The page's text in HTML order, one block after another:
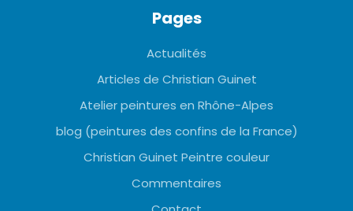
Pages
Actualités
Articles de Christian Guinet
Atelier peintures en Rhône-Alpes
blog (peintures des confins de la France)
Christian Guinet Peintre couleur
Commentaires